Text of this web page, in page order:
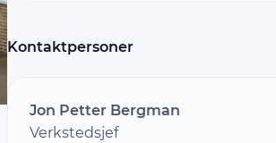
Kontaktpersoner
Jon Petter Bergman
Verkstedsjef